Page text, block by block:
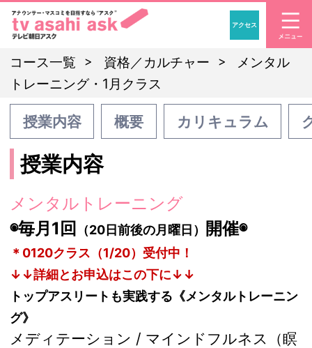
「アナウンサー・マ
アクセス
コース一覧 資格／カルチャー
メンタル
トレーニング・1月クラス
授業内容 概要 カリキュラム
授業内容
メンタルトレーニング
◉毎月1回 （20日前後の月曜日） 開催◉
＊0120クラス（1/20）受付中！
↓↓詳細とお申込はこの下に↓↓
トップアスリートも実践する《メンタルトレーニン
グ》
メディテーション / マインドフルネス（瞑